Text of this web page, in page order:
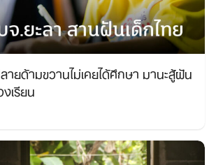
ยด้ามขวานไม่เคยได้ศึกษา มานะสู้ฝัน
เรียน